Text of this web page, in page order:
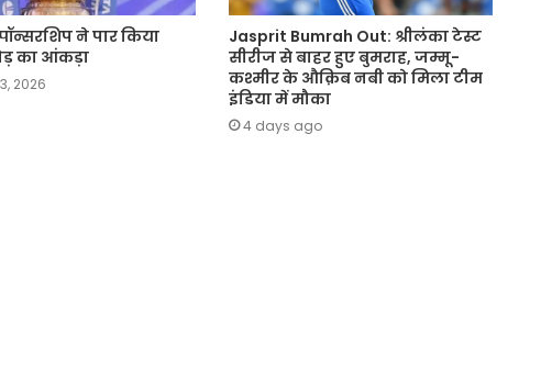
ने पार किया
का आंकड़ा
2026
Jasprit Bumrah Out: श्रीलंका टेस्ट
सीरीज से बाहर हुए बुमराह, जम्मू-
कश्मीर के औक़िब नबी को मिला टीम
इंडिया में मौका
4 days ago